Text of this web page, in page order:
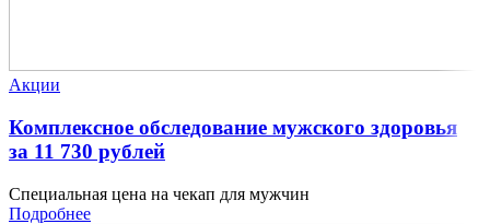
Акции
Комплексное обследование мужского здоровья
за 11 730 рублей
Специальная цена на чекап для мужчин
Подробнее